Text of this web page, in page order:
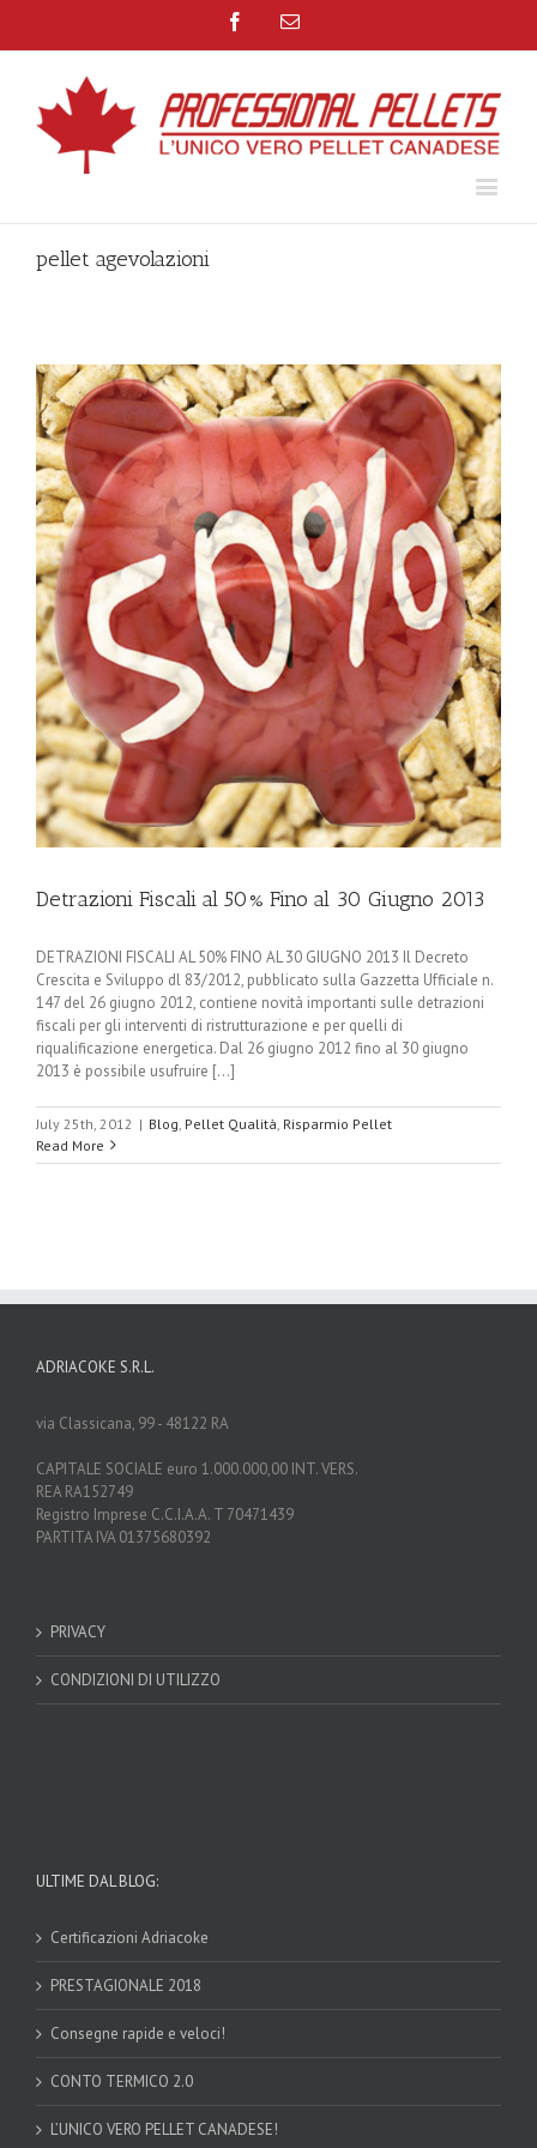
FacebookEmail
pellet agevolazioni
Detrazioni Fiscali al 50% Fino al 30 Giugno 2013
DETRAZIONI FISCALI AL 50% FINO AL 30 GIUGNO 2013 Il Decreto
Crescita e Sviluppo dl 83/2012, pubblicato sulla Gazzetta Ufficiale n.
147 del 26 giugno 2012, contiene novità importanti sulle detrazioni
fiscali per gli interventi di ristrutturazione e per quelli di
riqualificazione energetica. Dal 26 giugno 2012 fino al 30 giugno
2013 è possibile usufruire [...]
July 25th, 2012 | Blog Pellet Qualità Risparmio Pellet
Read More
ADRIACOKE S.R.L.
via Classicana, 99 - 48122 RA
CAPITALE SOCIALE euro 1.000.000,00 INT. VERS.
REA RA152749
Registro Imprese C.C.I.A.A. T 70471439
PARTITA IVA 01375680392
PRIVACY
CONDIZIONI DI UTILIZZO
ULTIME DAL BLOG:
Certificazioni Adriacoke
PRESTAGIONALE 2018
Consegne rapide e veloci!
CONTO TERMICO 2.0
L’UNICO VERO PELLET CANADESE!